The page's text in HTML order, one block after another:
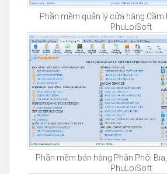
Phần mềm quản lý cửa hàng Cầm
PhuLoiSoft
Phần mềm bán hàng Phân Phối
PhuLoiSoft